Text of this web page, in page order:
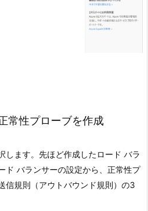
常性プローブを作成
します。先ほど作成したロード バラ
ド バランサーの設定から、正常性プ
信規則（アウトバウンド規則）の3